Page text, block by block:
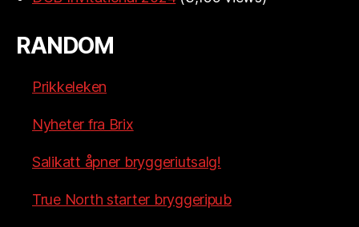
RANDOM
Prikkeleken
Nyheter fra Brix
Salikatt åpner bryggeriutsalg!
True North starter bryggeripub